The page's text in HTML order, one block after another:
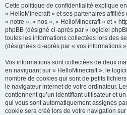
Cette politique de confidentialité explique
« HelloMinecraft » et ses partenaires
« notre », « nos », « HelloMinecraft » et «
phpBB (désigné ci-après par « logiciel
toutes les informations collectées lors des
(désignées ci-après par « vos informations
Vos informations sont collectées de deux
en naviguant sur « HelloMinecraft », le
nombre de cookies qui sont de petits
le navigateur internet de votre ordinateur.
contiennent qu’un identifiant utilisateur et
qui vous sont automatiquement assignés
cookie sera créé lors de votre navigation